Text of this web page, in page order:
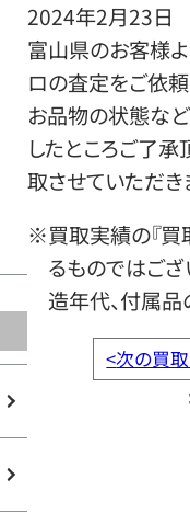
2024年2月23日
富山県のお客様よ
ロの査定をご依
お品物の状態など
したところご了
取させていただき
※買取実績の『買
るものではござ
造年代、付属品
<次の買